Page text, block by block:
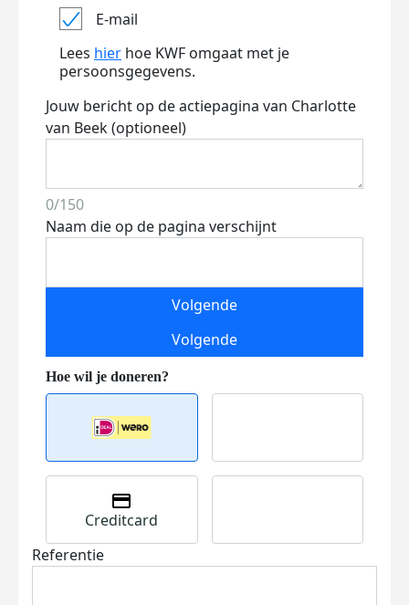
E-mail
Lees hier hoe KWF omgaat met je
persoonsgegevens.
Jouw bericht op de actiepagina van Charlotte
van Beek (optioneel)
0/150
Naam die op de pagina verschijnt
Volgende
Volgende
Creditcard
Referentie